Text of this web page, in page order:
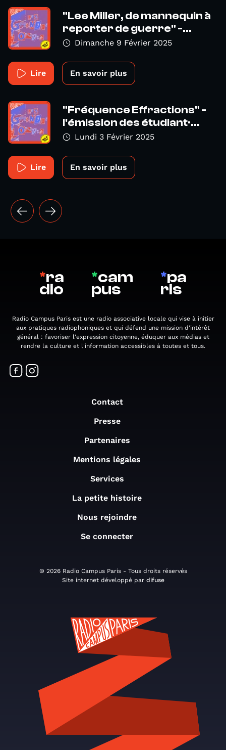
"Lee Miller, de mannequin à
reporter de guerre" -...
Dimanche 9 Février 2025
Lire En savoir plus
"Fréquence Effractions" -
l'émission des étudiant·...
Lundi 3 Février 2025
Lire En savoir plus
*ra
dio
*cam
pus
*pa
ris
Radio Campus Paris est une radio associative locale qui vise à initier
aux pratiques radiophoniques et qui défend une mission d'intérêt
général : favoriser l'expression citoyenne, éduquer aux médias et
rendre la culture et l'information accessibles à toutes et tous.
Contact
Presse
Partenaires
Mentions légales
Services
La petite histoire
Nous rejoindre
Se connecter
© 2026 Radio Campus Paris - Tous droits réservés
Site internet développé par difuse